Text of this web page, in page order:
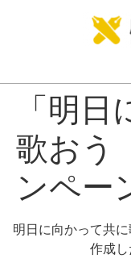
「明
歌おう
ンペー
明日に向かって共
作成し